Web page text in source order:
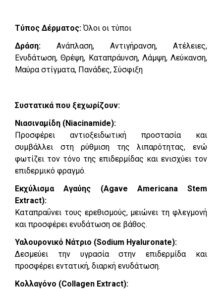
Τύπος Δέρματος:Όλοι οι τύποι
Δράση: Ανάπλαση, Αντιγήρανση, Ατέλειες,
Ενυδάτωση, Θρέψη, Καταπράυνση, Λάμψη, Λεύκανση,
Μαύρα στίγματα, Πανάδες, Σύσφιξη
Συστατικά που ξεχωρίζουν:
Νιασιναμίδη (Niacinamide):
Προσφέρει αντιοξειδωτική προστασία και
συμβάλλει στη ρύθμιση της λιπαρότητας, ενώ
φωτίζει τον τόνο της επιδερμίδας και ενισχύει τον
επιδερμικό φραγμό.
Εκχύλισμα Αγαύης (Agave Americana Stem
Extract):
Καταπραΰνει τους ερεθισμούς, μειώνει τη φλεγμονή
και προσφέρει ενυδάτωση σε βάθος.
Υαλουρονικό Νάτριο (Sodium Hyaluronate):
Δεσμεύει την υγρασία στην επιδερμίδα και
προσφέρει εντατική, διαρκή ενυδάτωση.
Κολλαγόνο (Collagen Extract):